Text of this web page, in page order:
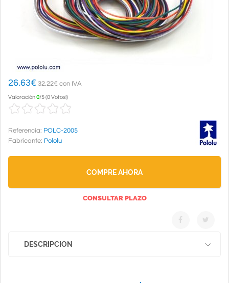
26.63€ 32.22€ con IVA
Valoración0/5(0 Votos!)
Referencia: POLC-2005
Fabricante: Pololu
COMPRE AHORA
CONSULTAR PLAZO
DESCRIPCION